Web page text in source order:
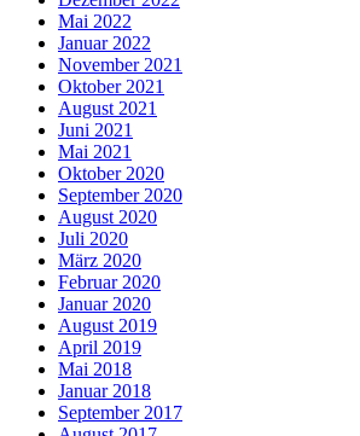
Mai 2022
Januar 2022
November 2021
Oktober 2021
August 2021
Juni 2021
Mai 2021
Oktober 2020
September 2020
August 2020
Juli 2020
März 2020
Februar 2020
Januar 2020
August 2019
April 2019
Mai 2018
Januar 2018
September 2017